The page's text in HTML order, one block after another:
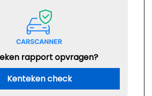
rapport opvragen?
Kenteken check